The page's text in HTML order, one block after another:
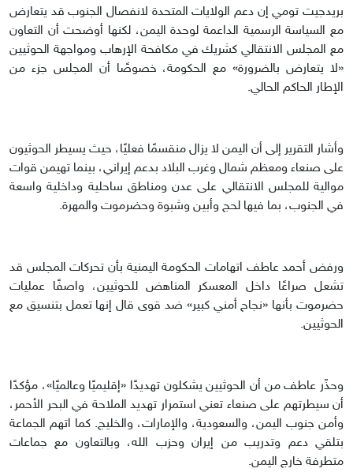
بريدجيت تومي إن دعم الولايات المتحدة لانفصال الجنوب قد يتعارض
مع السياسة الرسمية الداعمة لوحدة اليمن، لكنها أوضحت أن التعاون
مع المجلس الانتقالي كشريك في مكافحة الإرهاب ومواجهة الحوثيين
«لا يتعارض بالضرورة» مع الحكومة، خصوصًا أن المجلس جزء من
الإطار الحاكم الحالي.
وأشار التقرير إلى أن اليمن لا يزال منقسمًا فعليًا، حيث يسيطر الحوثيون
على صنعاء ومعظم شمال وغرب البلاد بدعم إيراني، بينما تهيمن قوات
موالية للمجلس الانتقالي على عدن ومناطق ساحلية وداخلية واسعة
في الجنوب، بما فيها لحج وأبين وشبوة وحضرموت والمهرة.
ورفض أحمد عاطف اتهامات الحكومة اليمنية بأن تحركات المجلس قد
تشعل صراعًا داخل المعسكر المناهض للحوثيين، واصفًا عمليات
حضرموت بأنها «نجاح أمني كبير» ضد قوى قال إنها تعمل بتنسيق مع
الحوثيين.
وحذّر عاطف من أن الحوثيين يشكلون تهديدًا «إقليميًا وعالميًا»، مؤكدًا
أن سيطرتهم على صنعاء تعني استمرار تهديد الملاحة في البحر الأحمر،
وأمن جنوب اليمن، والسعودية، والإمارات، والخليج. كما اتهم الجماعة
بتلقي دعم وتدريب من إيران وحزب الله، وبالتعاون مع جماعات
متطرفة خارج اليمن.